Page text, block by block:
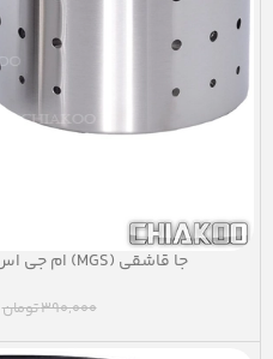
جا قاشقی (MGS) ام جی اس استیل (۲عددی) کد WS۲۰۱۲
390,000تومان